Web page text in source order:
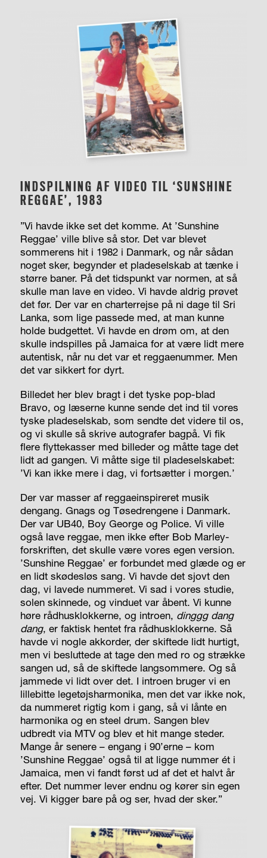
INDSPILNING AF VIDEO TIL ‘SUNSHINE
REGGAE’, 1983
”Vi havde ikke set det komme. At ’Sunshine
Reggae’ ville blive så stor. Det var blevet
sommerens hit i 1982 i Danmark, og når sådan
noget sker, begynder et pladeselskab at tænke i
større baner. På det tidspunkt var normen, at så
skulle man lave en video. Vi havde aldrig prøvet
det før. Der var en charterrejse på ni dage til Sri
Lanka, som lige passede med, at man kunne
holde budgettet. Vi havde en drøm om, at den
skulle indspilles på Jamaica for at være lidt mere
autentisk, når nu det var et reggaenummer. Men
det var sikkert for dyrt.
Billedet her blev bragt i det tyske pop-blad
Bravo, og læserne kunne sende det ind til vores
tyske pladeselskab, som sendte det videre til os,
og vi skulle så skrive autografer bagpå. Vi fik
flere flyttekasser med billeder og måtte tage det
lidt ad gangen. Vi måtte sige til pladeselskabet:
’Vi kan ikke mere i dag, vi fortsætter i morgen.’
Der var masser af reggaeinspireret musik
dengang. Gnags og Tøsedrengene i Danmark.
Der var UB40, Boy George og Police. Vi ville
også lave reggae, men ikke efter Bob Marley-
forskriften, det skulle være vores egen version.
’Sunshine Reggae’ er forbundet med glæde og er
en lidt skødesløs sang. Vi havde det sjovt den
dag, vi lavede nummeret. Vi sad i vores studie,
solen skinnede, og vinduet var åbent. Vi kunne
høre rådhusklokkerne, og introen, dinggg dang
dang, er faktisk hentet fra rådhusklokkerne. Så
havde vi nogle akkorder, der skiftede lidt hurtigt,
men vi besluttede at tage den med ro og strække
sangen ud, så de skiftede langsommere. Og så
jammede vi lidt over det. I introen bruger vi en
lillebitte legetøjsharmonika, men det var ikke nok,
da nummeret rigtig kom i gang, så vi lånte en
harmonika og en steel drum. Sangen blev
udbredt via MTV og blev et hit mange steder.
Mange år senere – engang i 90’erne – kom
’Sunshine Reggae’ også til at ligge nummer ét i
Jamaica, men vi fandt først ud af det et halvt år
efter. Det nummer lever endnu og kører sin egen
vej. Vi kigger bare på og ser, hvad der sker.”